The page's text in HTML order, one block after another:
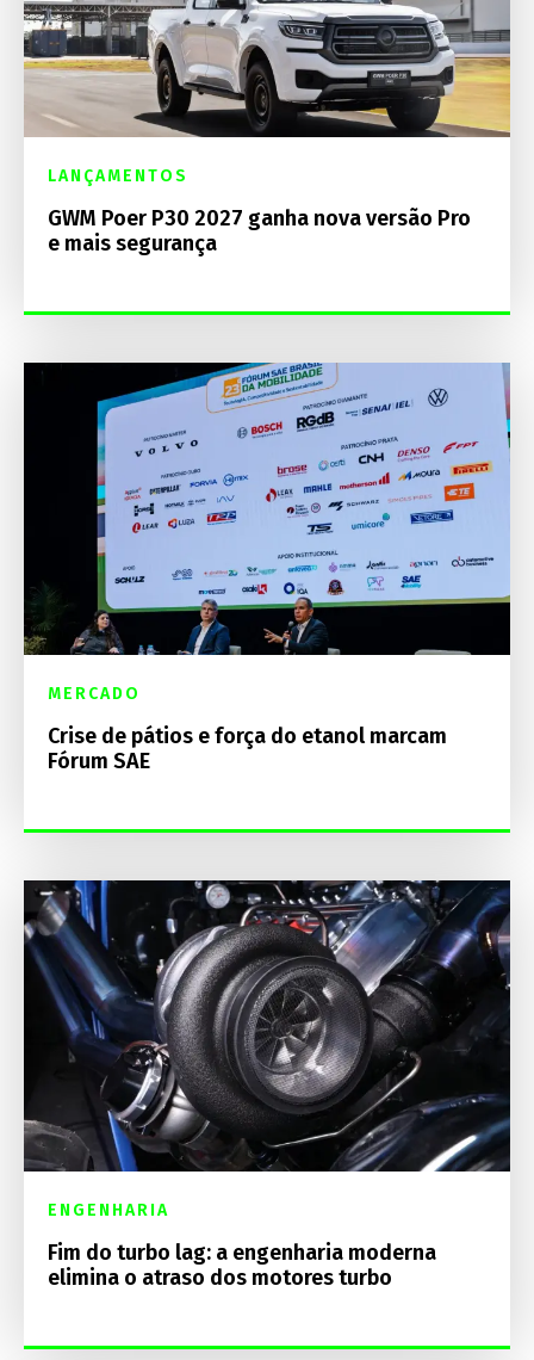
LANÇAMENTOS
GWM Poer P30 2027 ganha nova versão Pro
e mais segurança
MERCADO
Crise de pátios e força do etanol marcam
Fórum SAE
ENGENHARIA
Fim do turbo lag: a engenharia moderna
elimina o atraso dos motores turbo